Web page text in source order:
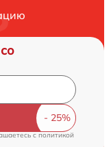
cполитикой